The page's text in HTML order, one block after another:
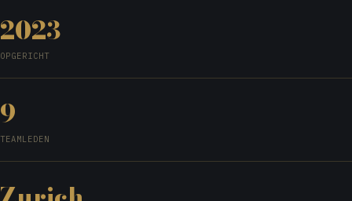
2023
OPGERICHT
9
TEAMLEDEN